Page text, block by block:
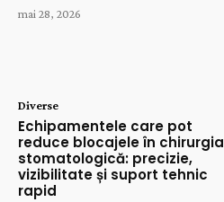
mai 28, 2026
Diverse
Echipamentele care pot
reduce blocajele în chirurgia
stomatologică: precizie,
vizibilitate și suport tehnic
rapid